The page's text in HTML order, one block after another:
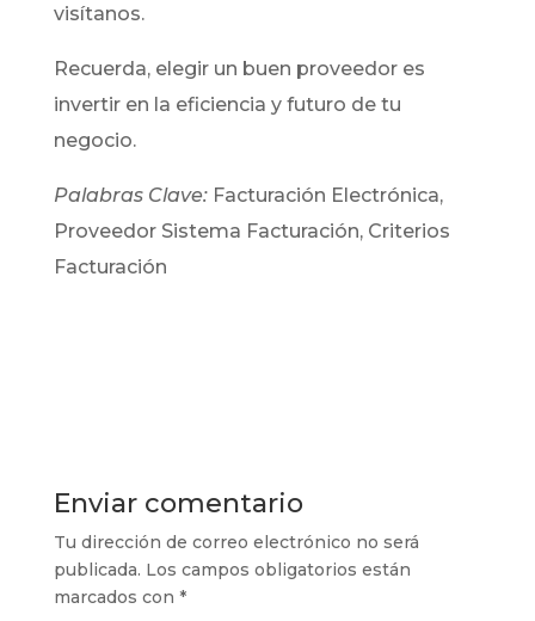
visítanos.
Recuerda, elegir un buen proveedor es
invertir en la eficiencia y futuro de tu
negocio.
Palabras Clave:Facturación Electrónica,
Proveedor Sistema Facturación, Criterios
Facturación
Enviar comentario
Tu dirección de correo electrónico no será
publicada. Los campos obligatorios están
marcados con *